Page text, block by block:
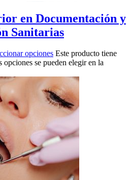
en Documentación y
Sanitarias
opciones Este producto tiene
opciones se pueden elegir en la